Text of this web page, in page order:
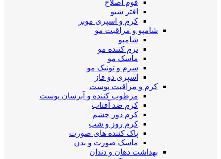
فوم اصلاح
افتر شیو
کرم و اسپری موبر
شامپو و مراقبت مو
شامپو
نرم کننده مو
ماسک مو
سرم و تونیک مو
اسپری دو فاز
کرم و مراقبت پوست
مرطوب کننده و آبرسان پوست
کرم ضد آفتاب
کرم دور چشم
کرم روز و شب
پاک کننده های صورت
ماسک صورت و بدن
بهداشت دهان و دندان